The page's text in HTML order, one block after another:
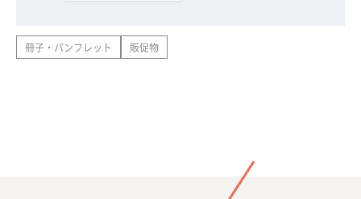
冊子・パンフレット 販促物